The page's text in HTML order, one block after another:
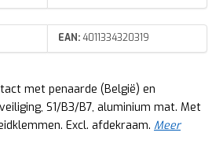
EAN:4011334320319
met penaarde (België) en
S1/B3/B7, aluminium mat. Met
Excl. afdekraam. Meer